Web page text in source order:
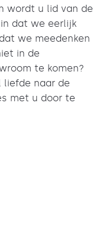
wordt u lid van de
dat we eerlijk
we meedenken
in de
te komen?
liefde naar de
met u door te